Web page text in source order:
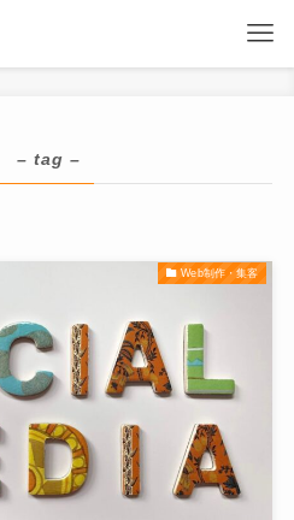
– tag –
Web制作・集客